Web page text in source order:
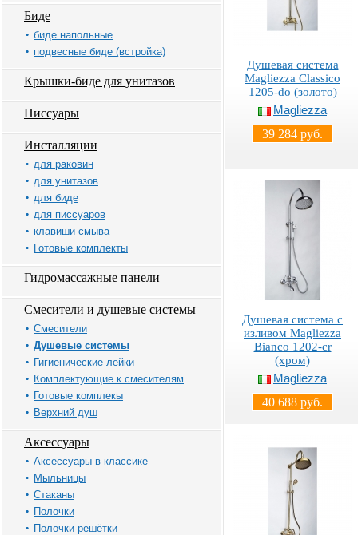
Биде
биде напольные
подвесные биде (встройка)
Крышки-биде для унитазов
Писсуары
Инсталляции
для раковин
для унитазов
для биде
для писсуаров
клавиши смыва
Готовые комплекты
Гидромассажные панели
Смесители и душевые системы
Смесители
Душевые системы
Гигиенические лейки
Комплектующие к смесителям
Готовые комплекы
Верхний душ
Аксессуары
Аксессуары в классике
Мыльницы
Стаканы
Полочки
Полочки-решётки
Душевая система
Magliezza Classico
1205-do (золото)
Magliezza
39 284 руб.
Душевая система с
изливом Magliezza
Bianco 1202-cr
(хром)
Magliezza
40 688 руб.